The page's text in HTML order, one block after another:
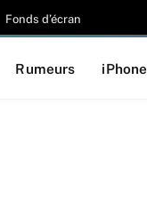
Fonds d’écran
Rumeurs iPhone